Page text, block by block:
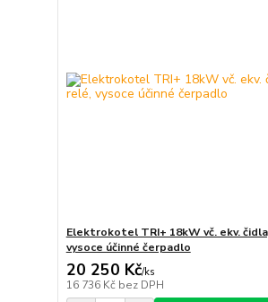
Elektrokotel TRI+ 18kW vč. ekv.
vysoce účinné čerpadlo
20 250 Kč/ks
16 736 Kč bez DPH